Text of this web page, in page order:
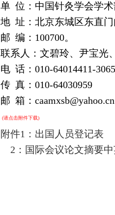
单 位：中国针灸学会学
地 址：北京东城区东直
邮 编： 100700。
联系人：文碧玲、尹宝光
电 话：010-64014411-
传 真：010-64030959
邮 箱：caamxsb@yahoo.cn
(请点击附件下载)
附件1：出国人员登记表
2：国际会议论文摘要